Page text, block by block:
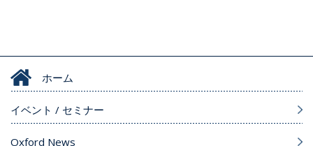
ホーム
イベント / セミナー
Oxford News